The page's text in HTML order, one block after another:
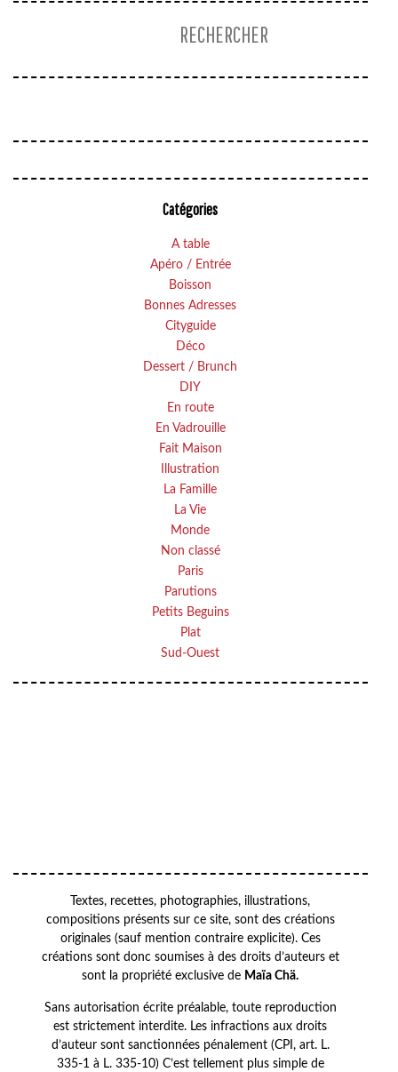
Catégories
A table
Apéro / Entrée
Boisson
Bonnes Adresses
Cityguide
Déco
Dessert / Brunch
DIY
En route
En Vadrouille
Fait Maison
Illustration
La Famille
La Vie
Monde
Non classé
Paris
Parutions
Petits Beguins
Plat
Sud-Ouest
Textes, recettes, photographies, illustrations,
compositions présents sur ce site, sont des créations
originales (sauf mention contraire explicite). Ces
créations sont donc soumises à des droits d’auteurs et
sont la propriété exclusive de Maïa Chä.
Sans autorisation écrite préalable, toute reproduction
est strictement interdite. Les infractions aux droits
d’auteur sont sanctionnées pénalement (CPI, art. L.
335-1 à L. 335-10) C’est tellement plus simple de